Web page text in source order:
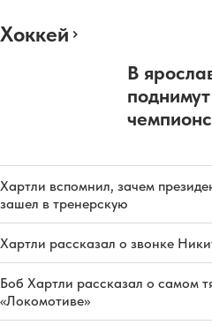
Хоккей
В
Хартли вспомнил, зачем
зашел в тренерскую
Хартли рассказал о звонке
Боб Хартли рассказал о самом
«Локомотиве»